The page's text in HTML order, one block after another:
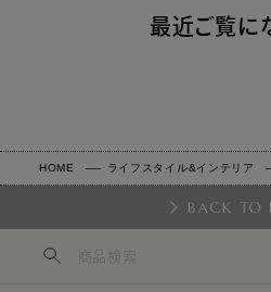
最近ご覧に
HOME ライフスタイル&インテリア
BACK TO